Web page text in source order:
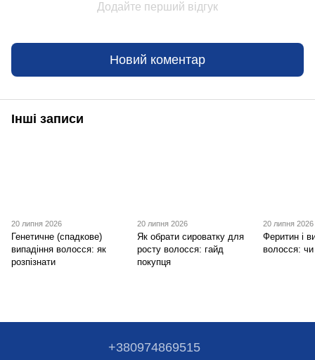
Додайте перший відгук
Новий коментар
Інші записи
20 липня 2026
Генетичне (спадкове)
випадіння волосся: як
розпізнати
20 липня 2026
Як обрати сироватку для
росту волосся: гайд
покупця
20 липня 2026
Феритин і
волосся: чи
+380974869515